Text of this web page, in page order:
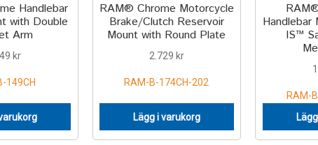
Handlebar
with Double
Arm
kr
149CH
RAM® Chrome Motorcycle
Brake/Clutch Reservoir
Mount with Round Plate
2.729 kr
RAM-B-174CH-202
Lägg i varukorg
Handlebar
IS™
RAM-